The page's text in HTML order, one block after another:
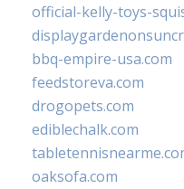
official-kelly-toys-
bbq-empire-usa.com
feedstoreva.com
drogopets.com
ediblechalk.com
oaksofa.com